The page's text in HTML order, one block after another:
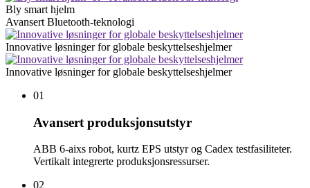
Bly smart hjelm
Avansert Bluetooth-teknologi
Innovative løsninger for globale beskyttelseshjelmer
Innovative løsninger for globale beskyttelseshjelmer
01
Avansert produksjonsutstyr
ABB 6-aixs robot, kurtz EPS utstyr og Cadex testfasiliteter.
Vertikalt integrerte produksjonsressurser.
02